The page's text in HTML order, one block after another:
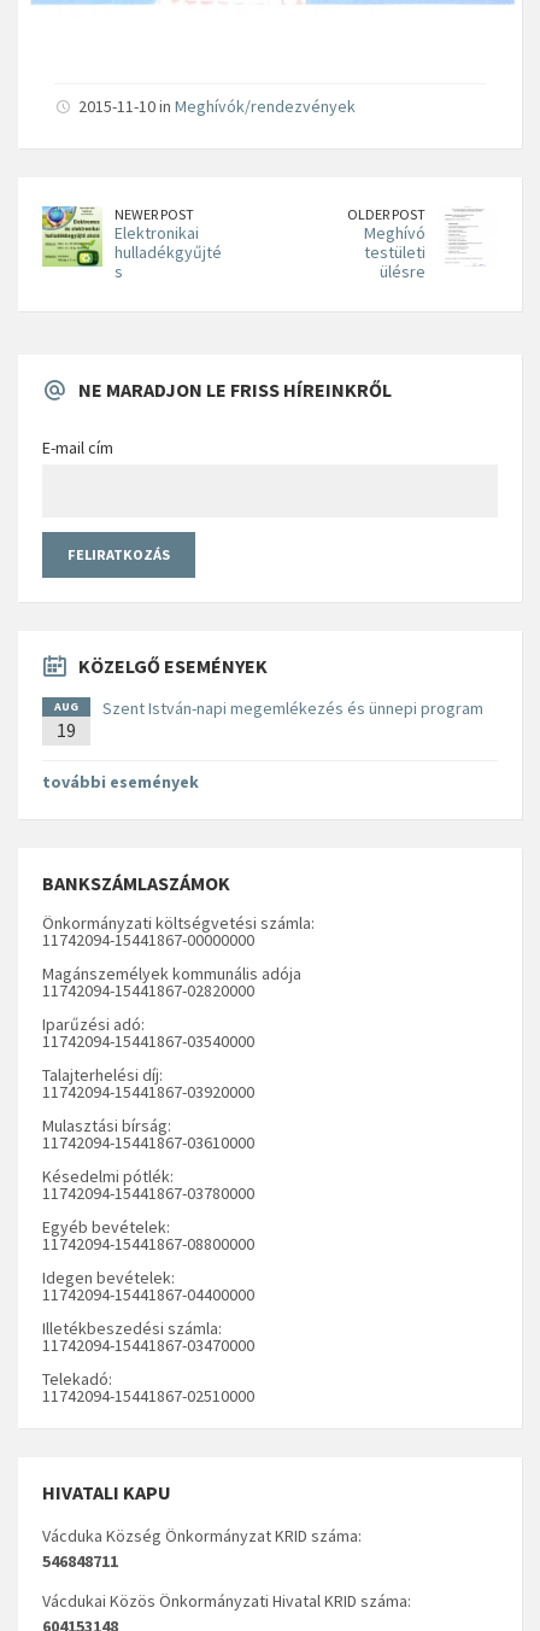
2015-11-10 in Meghívók/rendezvények
NEWER POST
Elektronikai
hulladékgyűjté
s
OLDER POST
Meghívó
testületi
ülésre
NE MARADJON LE FRISS HÍREINKRŐL
E-mail cím
KÖZELGŐ ESEMÉNYEK
AUG
19
Szent István-napi megemlékezés és ünnepi program
további események
BANKSZÁMLASZÁMOK
Önkormányzati költségvetési számla:
11742094-15441867-00000000
Magánszemélyek kommunális adója
11742094-15441867-02820000
Iparűzési adó:
11742094-15441867-03540000
Talajterhelési díj:
11742094-15441867-03920000
Mulasztási bírság:
11742094-15441867-03610000
Késedelmi pótlék:
11742094-15441867-03780000
Egyéb bevételek:
11742094-15441867-08800000
Idegen bevételek:
11742094-15441867-04400000
Illetékbeszedési számla:
11742094-15441867-03470000
Telekadó:
11742094-15441867-02510000
HIVATALI KAPU
Vácduka Község Önkormányzat KRID száma:
546848711
Vácdukai Közös Önkormányzati Hivatal KRID száma:
604153148